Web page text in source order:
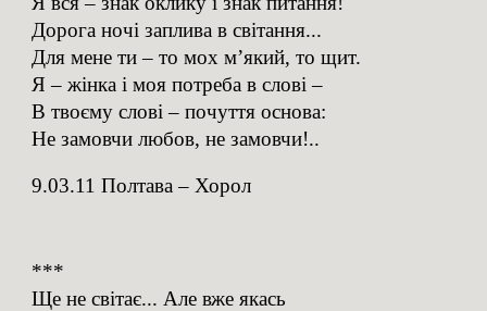
Дорога ночі заплива в світання...
Для мене ти – то мох м’який, то щит.
Я – жінка і моя потреба в слові –
В твоєму слові – почуття основа:
Не замовчи любов, не замовчи!..
9.03.11 Полтава – Хорол
***
Ще не світає... Але вже якась